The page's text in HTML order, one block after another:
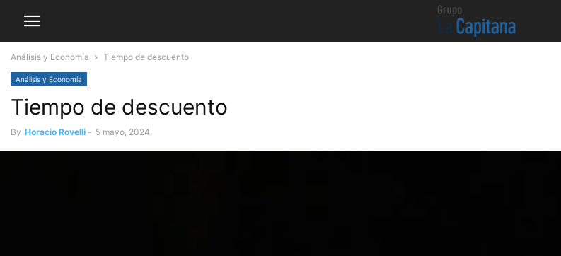
Análisis y Economía Tiempo de descuento
Análisis y Economía
Tiempo de descuento
By Horacio Rovelli - 5 mayo, 2024